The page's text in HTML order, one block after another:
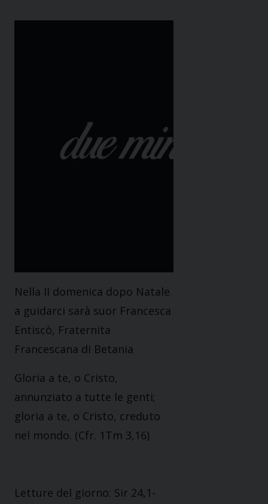
Nella II domenica dopo Natale
a guidarci sarà suor Francesca
Entiscò, Fraternita
Francescana di Betania
Gloria a te, o Cristo,
annunziato a tutte le genti;
gloria a te, o Cristo, creduto
nel mondo. (Cfr. 1Tm 3,16)
Letture del giorno: Sir 24,1-